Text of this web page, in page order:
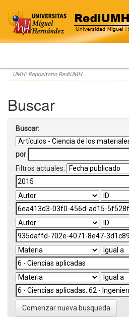
Skip
navigation
UMH: Repositorio RediUMH
Buscar
Buscar:
por
Filtros actuales:
Comenzar nueva busqueda